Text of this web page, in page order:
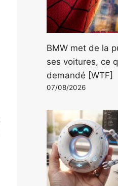
BMW met de la
ses voitures, ce
demandé [WTF]
07/08/2026